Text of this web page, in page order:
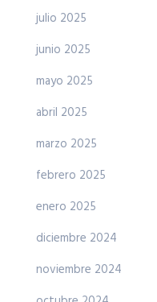
julio 2025
junio 2025
mayo 2025
abril 2025
marzo 2025
febrero 2025
enero 2025
diciembre 2024
noviembre 2024